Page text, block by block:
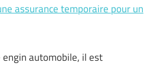
assurance temporaire pour un
automobile, il est